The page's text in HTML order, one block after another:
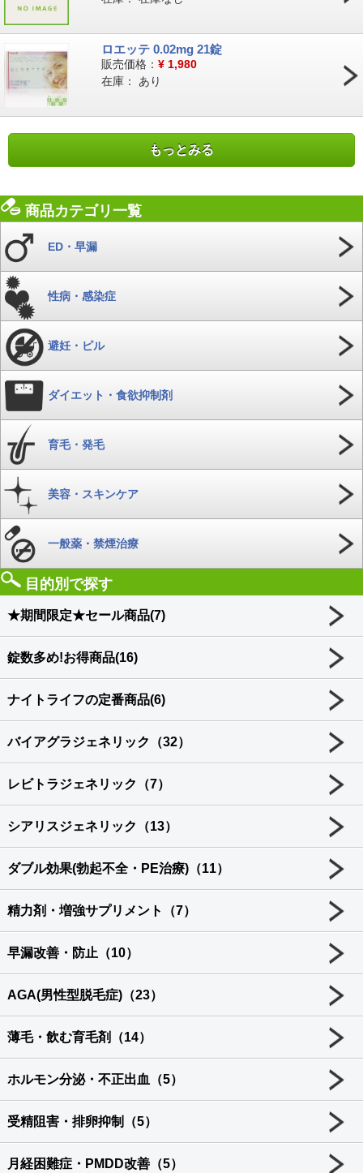
ロエッテ 0.02mg 21錠
販売価格： ¥ 1,980
在庫： あり
もっとみる
商品カテゴリ一覧
ED・早漏
性病・感染症
避妊・ピル
ダイエット・食欲抑制剤
育毛・発毛
美容・スキンケア
一般薬・禁煙治療
目的別で探す
★期間限定★セール商品(7)
錠数多め!お得商品(16)
ナイトライフの定番商品(6)
バイアグラジェネリック（32）
レビトラジェネリック（7）
シアリスジェネリック（13）
ダブル効果(勃起不全・PE治療)（11）
精力剤・増強サプリメント（7）
早漏改善・防止（10）
AGA(男性型脱毛症)（23）
薄毛・飲む育毛剤（14）
ホルモン分泌・不正出血（5）
受精阻害・排卵抑制（5）
月経困難症・PMDD改善（5）